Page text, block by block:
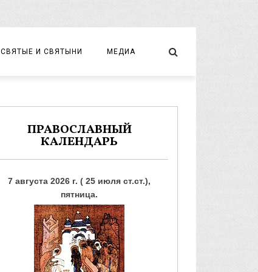
СВЯТЫЕ И СВЯТЫНИ МЕДИА
ФОТО
ПРАВОСЛАВНЫЙ
КАЛЕНДАРЬ
7 августа 2026 г. ( 25 июля ст.ст.),
пятница.